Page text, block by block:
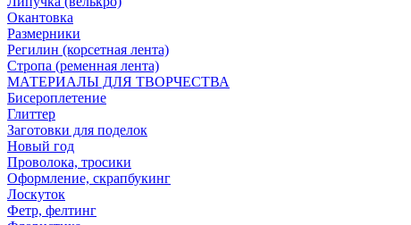
Окантовка
Размерники
Регилин (корсетная лента)
Стропа (ременная лента)
МАТЕРИАЛЫ ДЛЯ ТВОРЧЕСТВА
Бисероплетение
Глиттер
Заготовки для поделок
Новый год
Проволока, тросики
Оформление, скрапбукинг
Лоскуток
Фетр, фелтинг